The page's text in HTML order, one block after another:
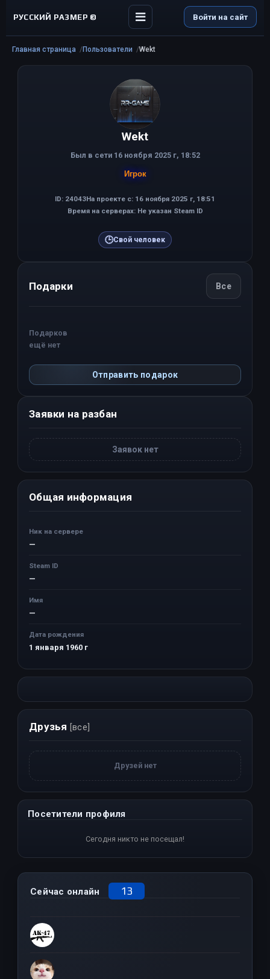
РУССКИЙ РАЗМЕР © Войти на сайт
Главная страница Пользователи Wekt
Wekt
Был в сети 16 ноября 2025 г, 18:52
Игрок
ID: 24043На проекте с: 16 ноября 2025 г, 18:51
Время на серверах: Не указан Steam ID
🕒Свой человек
Подарки Все
Подарков
ещё нет
Отправить подарок
Заявки на разбан
Заявок нет
Общая информация
Ник на сервере
—
Steam ID
—
Имя
—
Дата рождения
1 января 1960 г
Друзья [все]
Друзей нет
Посетители профиля
Сегодня никто не посещал!
Сейчас онлайн 13